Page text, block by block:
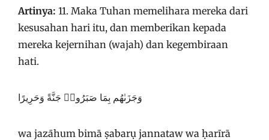
Artinya: 11. Maka Tuhan memelihara mereka dari
kesusahan hari itu, dan memberikan kepada
mereka kejernihan (wajah) dan kegembiraan
hati.
وَجَزَىٰهُم بِمَا صَبَرُوا۟ جَنَّةً وَحَرِيرًا
wa jazāhum bimā ṣabarụ jannataw wa ḥarīrā